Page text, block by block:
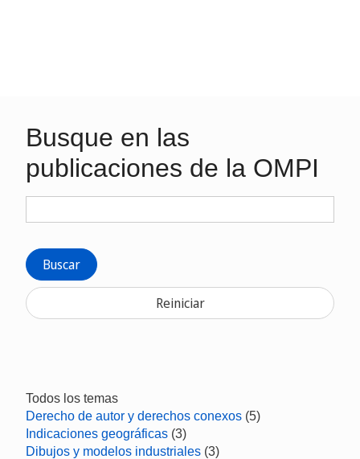
Busque en las
publicaciones de la OMPI
Buscar
Reiniciar
Todos los temas
Derecho de autor y derechos conexos (5)
Indicaciones geográficas (3)
Dibujos y modelos industriales (3)